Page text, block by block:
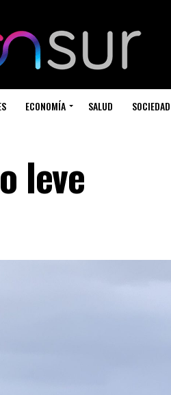
ECONOMÍA SALUD SOCIEDAD
leve